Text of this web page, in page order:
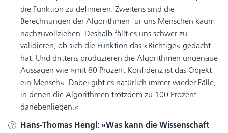
die Funktion zu definieren. Zweitens sind die
Berechnungen der Algorithmen für uns Menschen kaum
nachzuvollziehen. Deshalb fällt es uns schwer zu
validieren, ob sich die Funktion das »Richtige« gedacht
hat. Und drittens produzieren die Algorithmen ungenaue
Aussagen wie »mit 80 Prozent Konfidenz ist das Objekt
ein Mensch«. Dabei gibt es natürlich immer wieder Fälle,
in denen die Algorithmen trotzdem zu 100 Prozent
danebenliegen.
Hans-Thomas Hengl:
Was kann die Wissenschaft